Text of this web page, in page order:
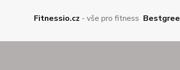
Fitnessio.cz - vše pro fitness